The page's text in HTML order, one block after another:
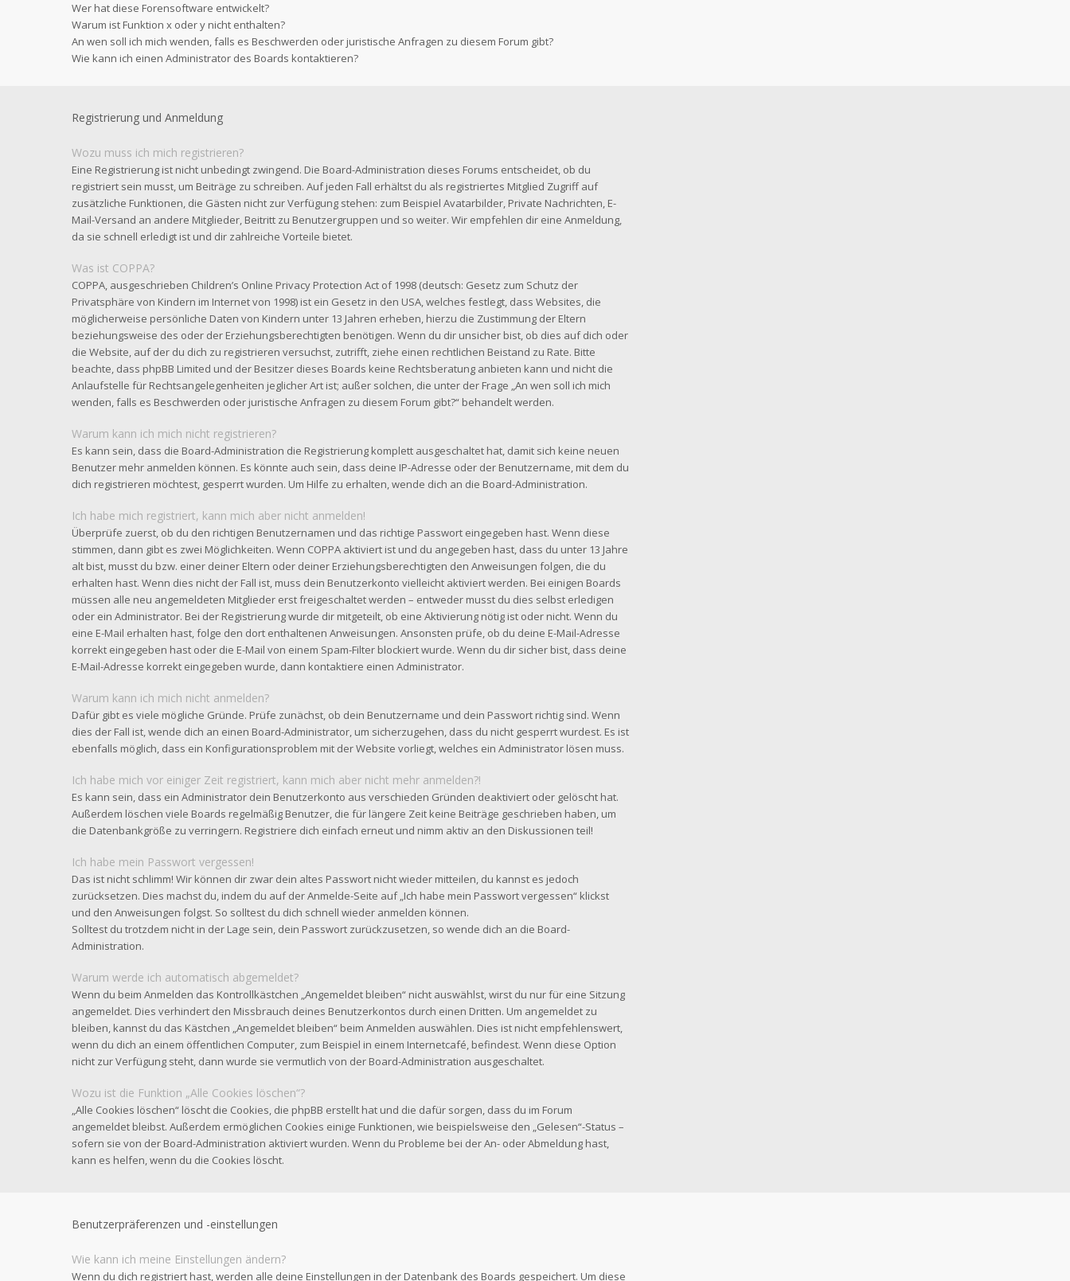
Wer hat diese Forensoftware entwickelt?
Warum ist Funktion x oder y nicht enthalten?
An wen soll ich mich wenden, falls es Beschwerden oder juristische Anfragen zu diesem Forum gibt?
Wie kann ich einen Administrator des Boards kontaktieren?
Registrierung und Anmeldung
Wozu muss ich mich registrieren?
Eine Registrierung ist nicht unbedingt zwingend. Die Board-Administration dieses Forums entscheidet, ob du
registriert sein musst, um Beiträge zu schreiben. Auf jeden Fall erhältst du als registriertes Mitglied Zugriff auf
zusätzliche Funktionen, die Gästen nicht zur Verfügung stehen: zum Beispiel Avatarbilder, Private Nachrichten, E-
Mail-Versand an andere Mitglieder, Beitritt zu Benutzergruppen und so weiter. Wir empfehlen dir eine Anmeldung,
da sie schnell erledigt ist und dir zahlreiche Vorteile bietet.
Was ist COPPA?
COPPA, ausgeschrieben Children’s Online Privacy Protection Act of 1998 (deutsch: Gesetz zum Schutz der
Privatsphäre von Kindern im Internet von 1998) ist ein Gesetz in den USA, welches festlegt, dass Websites, die
möglicherweise persönliche Daten von Kindern unter 13 Jahren erheben, hierzu die Zustimmung der Eltern
beziehungsweise des oder der Erziehungsberechtigten benötigen. Wenn du dir unsicher bist, ob dies auf dich oder
die Website, auf der du dich zu registrieren versuchst, zutrifft, ziehe einen rechtlichen Beistand zu Rate. Bitte
beachte, dass phpBB Limited und der Besitzer dieses Boards keine Rechtsberatung anbieten kann und nicht die
Anlaufstelle für Rechtsangelegenheiten jeglicher Art ist; außer solchen, die unter der Frage „An wen soll ich mich
wenden, falls es Beschwerden oder juristische Anfragen zu diesem Forum gibt?“ behandelt werden.
Warum kann ich mich nicht registrieren?
Es kann sein, dass die Board-Administration die Registrierung komplett ausgeschaltet hat, damit sich keine neuen
Benutzer mehr anmelden können. Es könnte auch sein, dass deine IP-Adresse oder der Benutzername, mit dem du
dich registrieren möchtest, gesperrt wurden. Um Hilfe zu erhalten, wende dich an die Board-Administration.
Ich habe mich registriert, kann mich aber nicht anmelden!
Überprüfe zuerst, ob du den richtigen Benutzernamen und das richtige Passwort eingegeben hast. Wenn diese
stimmen, dann gibt es zwei Möglichkeiten. Wenn COPPA aktiviert ist und du angegeben hast, dass du unter 13 Jahre
alt bist, musst du bzw. einer deiner Eltern oder deiner Erziehungsberechtigten den Anweisungen folgen, die du
erhalten hast. Wenn dies nicht der Fall ist, muss dein Benutzerkonto vielleicht aktiviert werden. Bei einigen Boards
müssen alle neu angemeldeten Mitglieder erst freigeschaltet werden – entweder musst du dies selbst erledigen
oder ein Administrator. Bei der Registrierung wurde dir mitgeteilt, ob eine Aktivierung nötig ist oder nicht. Wenn du
eine E-Mail erhalten hast, folge den dort enthaltenen Anweisungen. Ansonsten prüfe, ob du deine E-Mail-Adresse
korrekt eingegeben hast oder die E-Mail von einem Spam-Filter blockiert wurde. Wenn du dir sicher bist, dass deine
E-Mail-Adresse korrekt eingegeben wurde, dann kontaktiere einen Administrator.
Warum kann ich mich nicht anmelden?
Dafür gibt es viele mögliche Gründe. Prüfe zunächst, ob dein Benutzername und dein Passwort richtig sind. Wenn
dies der Fall ist, wende dich an einen Board-Administrator, um sicherzugehen, dass du nicht gesperrt wurdest. Es ist
ebenfalls möglich, dass ein Konfigurationsproblem mit der Website vorliegt, welches ein Administrator lösen muss.
Ich habe mich vor einiger Zeit registriert, kann mich aber nicht mehr anmelden?!
Es kann sein, dass ein Administrator dein Benutzerkonto aus verschieden Gründen deaktiviert oder gelöscht hat.
Außerdem löschen viele Boards regelmäßig Benutzer, die für längere Zeit keine Beiträge geschrieben haben, um
die Datenbankgröße zu verringern. Registriere dich einfach erneut und nimm aktiv an den Diskussionen teil!
Ich habe mein Passwort vergessen!
Das ist nicht schlimm! Wir können dir zwar dein altes Passwort nicht wieder mitteilen, du kannst es jedoch
zurücksetzen. Dies machst du, indem du auf der Anmelde-Seite auf „Ich habe mein Passwort vergessen“ klickst
und den Anweisungen folgst. So solltest du dich schnell wieder anmelden können.
Solltest du trotzdem nicht in der Lage sein, dein Passwort zurückzusetzen, so wende dich an die Board-
Administration.
Warum werde ich automatisch abgemeldet?
Wenn du beim Anmelden das Kontrollkästchen „Angemeldet bleiben“ nicht auswählst, wirst du nur für eine Sitzung
angemeldet. Dies verhindert den Missbrauch deines Benutzerkontos durch einen Dritten. Um angemeldet zu
bleiben, kannst du das Kästchen „Angemeldet bleiben“ beim Anmelden auswählen. Dies ist nicht empfehlenswert,
wenn du dich an einem öffentlichen Computer, zum Beispiel in einem Internetcafé, befindest. Wenn diese Option
nicht zur Verfügung steht, dann wurde sie vermutlich von der Board-Administration ausgeschaltet.
Wozu ist die Funktion „Alle Cookies löschen“?
„Alle Cookies löschen“ löscht die Cookies, die phpBB erstellt hat und die dafür sorgen, dass du im Forum
angemeldet bleibst. Außerdem ermöglichen Cookies einige Funktionen, wie beispielsweise den „Gelesen“-Status –
sofern sie von der Board-Administration aktiviert wurden. Wenn du Probleme bei der An- oder Abmeldung hast,
kann es helfen, wenn du die Cookies löscht.
Benutzerpräferenzen und -einstellungen
Wie kann ich meine Einstellungen ändern?
Wenn du dich registriert hast, werden alle deine Einstellungen in der Datenbank des Boards gespeichert. Um diese